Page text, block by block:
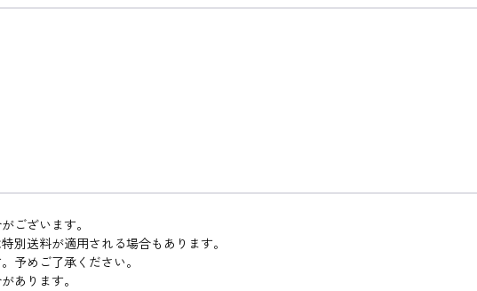
ございます。
送料が適用される場合もあります。
予めご了承ください。
あります。